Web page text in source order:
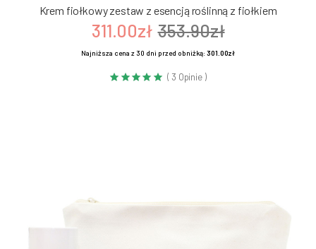
Krem fiołkowy zestaw z esencją roślinną z fiołkiem
311.00zł 353.90zł
Najniższa cena z 30 dni przed obniżką:301.00zł
( 3 Opinie )